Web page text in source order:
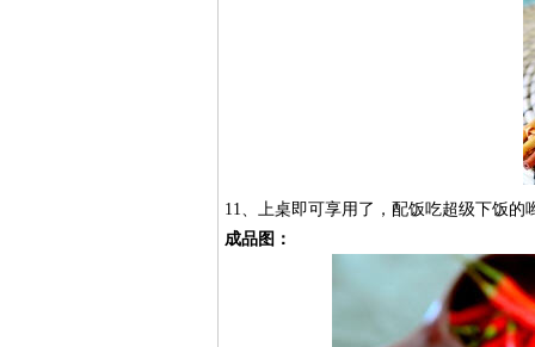
11、上桌即可享用了，配饭吃超级下饭的
成品图：